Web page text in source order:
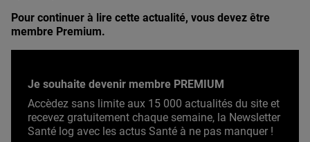
Pour continuer à lire cette actualité, vous devez être
membre Premium.
Je souhaite devenir membre PREMIUM
Accèdez sans limite aux 15 000 actualités du site et
recevez gratuitement chaque semaine, la Newsletter
Santé log avec les actus Santé à ne pas manquer !